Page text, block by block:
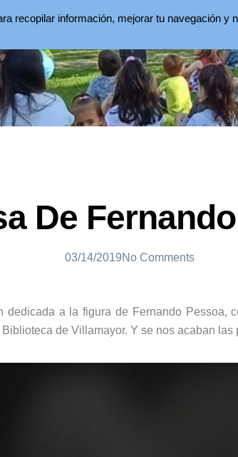
De
03/14/2019No Comments
a la figura de Fernando Pessoa,
de Villamayor. Y se nos acaban las
recopilar información, mejorar tu navegación y